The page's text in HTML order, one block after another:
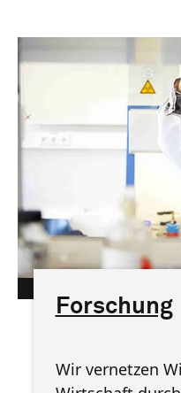
Forschung
Wir vernetzen